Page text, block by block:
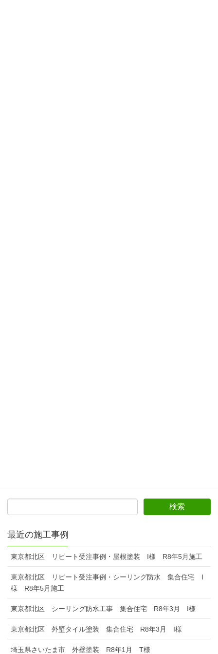
最近の施工事例
東京都北区 リピート受注事例・屋根塗装 I様 R8年5月施工
東京都北区 リピート受注事例・シーリング防水 集合住宅 I
様 R8年5月施工
東京都北区 シーリング防水工事 集合住宅 R8年3月 I様
東京都北区 外壁タイル塗装 集合住宅 R8年3月 I様
埼玉県さいたま市 外壁塗装 R8年1月 T様